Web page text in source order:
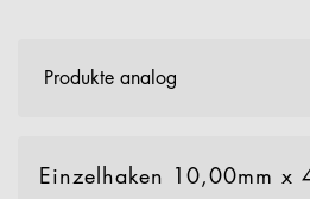
Produkte analog
Einzelhaken 10,00mm x